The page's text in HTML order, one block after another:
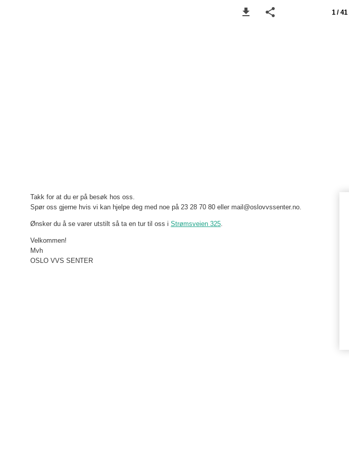
1 / 41
Takk for at du er på besøk hos oss.
Spør oss gjerne hvis vi kan hjelpe deg med noe på 23 28 70 80 eller mail@oslovvssenter.no.
Ønsker du å se varer utstilt så ta en tur til oss i Strømsveien 325.
Velkommen!
Mvh
OSLO VVS SENTER